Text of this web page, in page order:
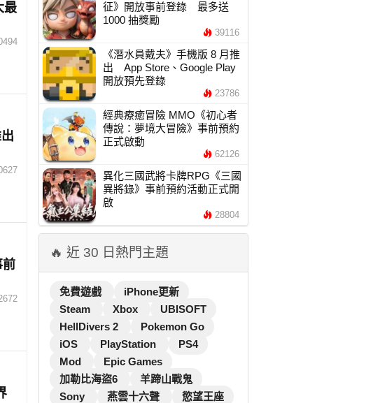
最
前
征》開放事前登錄 最多送
1000 抽獎勵
39116
《潛水員戴夫》手機版 8 月推
出 App Store、Google Play
開放預先登錄
23786
經典療癒冒險 MMO《初心者
傳說：夢境大冒險》事前預約
正式啟動
62126
異化三國武將卡牌RPG《三國
異將錄》事前預約活動正式開
啟
28804
🔥 近 30 日熱門主題
免費遊戲
iPhone更新
Steam
Xbox
UBISOFT
HellDivers 2
Pokemon Go
iOS
PlayStation
PS4
Mod
Epic Games
加勒比海盜6
羊蹄山戰鬼
Sony
燕雲十六聲
慾望王座